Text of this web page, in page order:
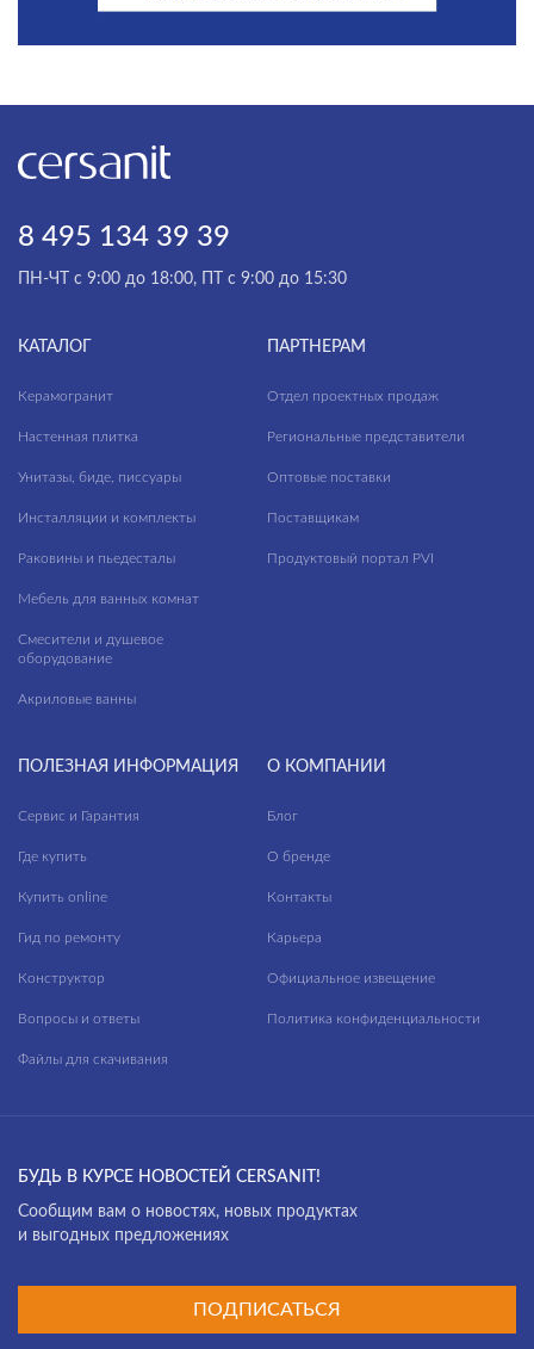
8 495 134 39 39
ПН-ЧТ с 9:00 до 18:00, ПТ с 9:00 до 15:30
КАТАЛОГ
Керамогранит
Настенная плитка
Унитазы, биде, писсуары
Инсталляции и комплекты
Раковины и пьедесталы
Мебель для ванных комнат
Смесители и душевое
оборудование
Акриловые ванны
ПАРТНЕРАМ
Отдел проектных продаж
Региональные представители
Оптовые поставки
Поставщикам
Продуктовый портал PVI
ПОЛЕЗНАЯ ИНФОРМАЦИЯ
Сервис и Гарантия
Где купить
Купить online
Гид по ремонту
Конструктор
Вопросы и ответы
Файлы для скачивания
О КОМПАНИИ
Блог
О бренде
Контакты
Карьера
Официальное извещение
Политика конфиденциальности
БУДЬ В КУРСЕ НОВОСТЕЙ CERSANIT!
Cообщим вам о новостях, новых продуктах
и выгодных предложениях
ПОДПИСАТЬСЯ